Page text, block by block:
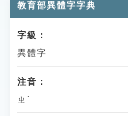
貓頭鷹博士
教育部異體字字典
字級：
異體字
注音：
ㄓˋ